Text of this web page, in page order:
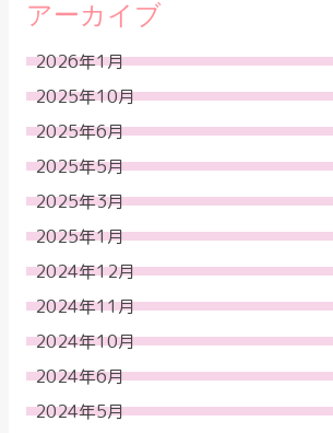
アーカイブ
2026年1月
2025年10月
2025年6月
2025年5月
2025年3月
2025年1月
2024年12月
2024年11月
2024年10月
2024年6月
2024年5月